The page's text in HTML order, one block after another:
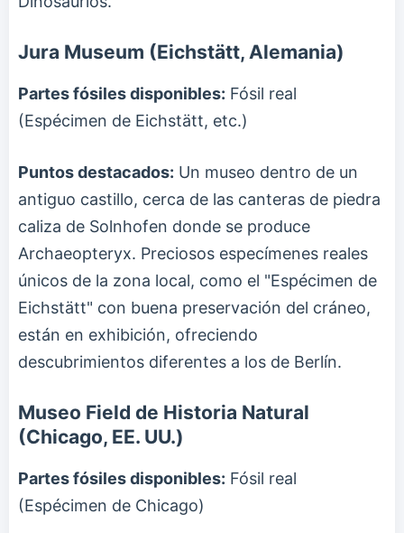
Jura Museum (Eichstätt, Alemania)
Partes fósiles disponibles: Fósil real
(Espécimen de Eichstätt, etc.)
Puntos destacados: Un museo dentro de un
antiguo castillo, cerca de las canteras de piedra
caliza de Solnhofen donde se produce
Archaeopteryx. Preciosos especímenes reales
únicos de la zona local, como el "Espécimen de
Eichstätt" con buena preservación del cráneo,
están en exhibición, ofreciendo
descubrimientos diferentes a los de Berlín.
Museo Field de Historia Natural
(Chicago, EE. UU.)
Partes fósiles disponibles: Fósil real
(Espécimen de Chicago)